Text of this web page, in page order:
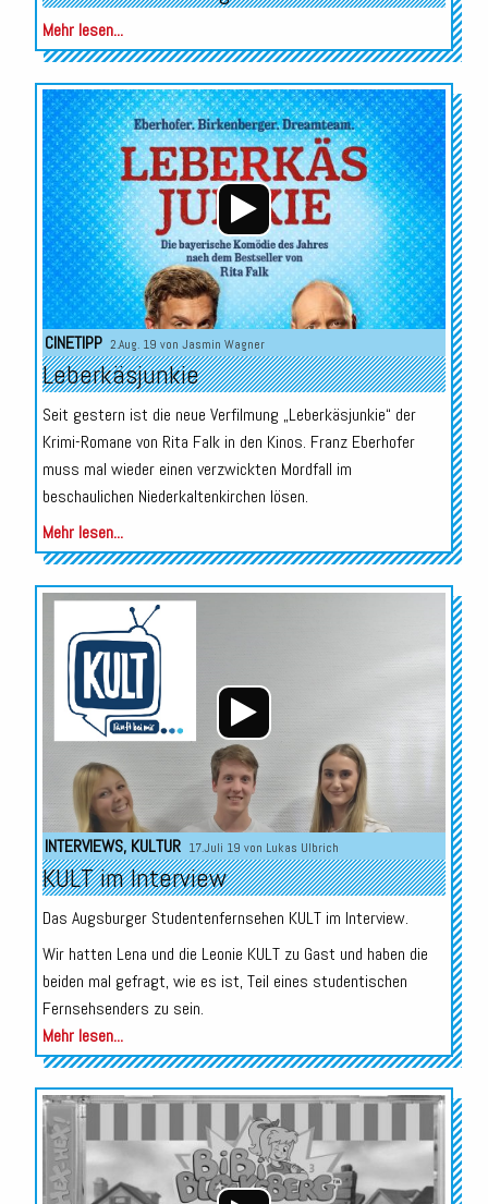
Mehr lesen...
Audio-
Player
CINETIPP 2.Aug. 19 von Jasmin Wagner
Leberkäsjunkie
Seit gestern ist die neue Verfilmung „Leberkäsjunkie“ der
Krimi-Romane von Rita Falk in den Kinos. Franz Eberhofer
muss mal wieder einen verzwickten Mordfall im
beschaulichen Niederkaltenkirchen lösen.
Mehr lesen...
Audio-
Player
INTERVIEWS, KULTUR 17.Juli 19 von Lukas Ulbrich
KULT im Interview
Das Augsburger Studentenfernsehen KULT im Interview.
Wir hatten Lena und die Leonie KULT zu Gast und haben die
beiden mal gefragt, wie es ist, Teil eines studentischen
Fernsehsenders zu sein.
Mehr lesen...
Audio-
Player